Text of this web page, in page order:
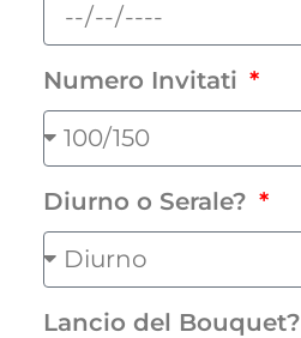
Numero Invitati
Diurno o Serale?
Lancio del Bouquet?